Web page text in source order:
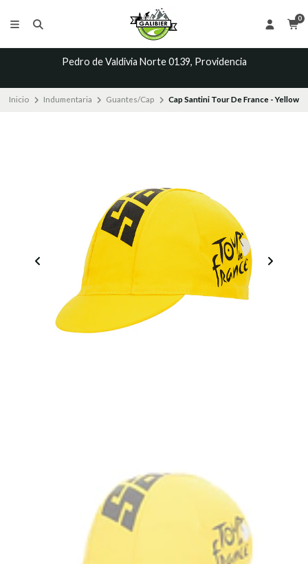
0
Pedro de Valdivia Norte 0139, Providencia
Inicio Indumentaria Guantes/Cap Cap Santini Tour De France - Yellow